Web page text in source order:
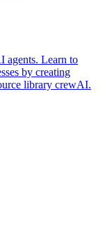
agents. Learn to
by creating
library crewAI.